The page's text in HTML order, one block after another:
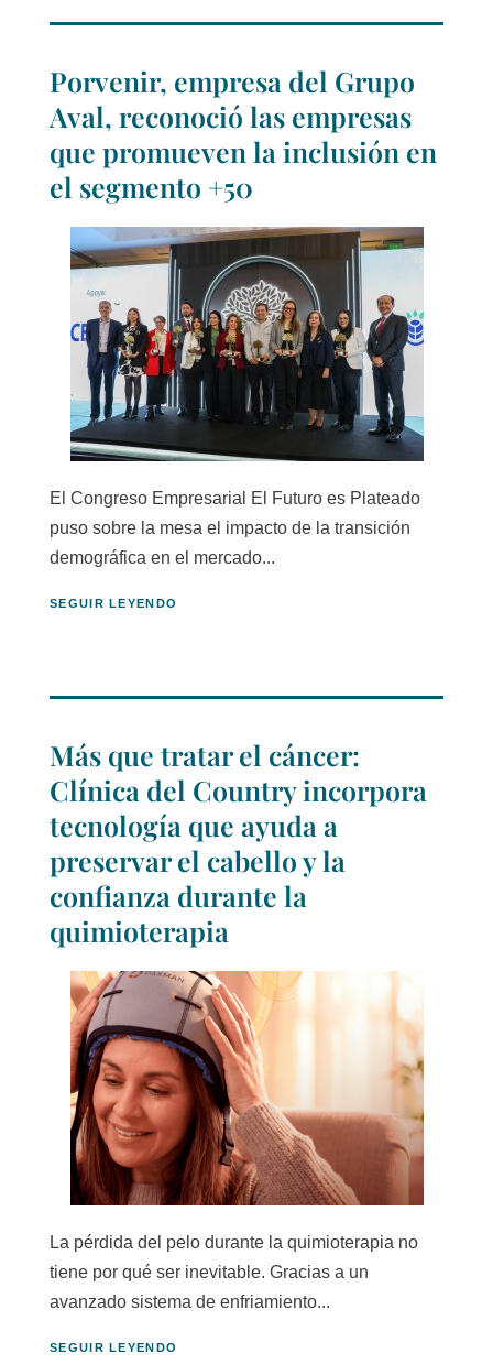
Porvenir, empresa del Grupo
Aval, reconoció las empresas
que promueven la inclusión en
el segmento +50
El Congreso Empresarial El Futuro es Plateado
puso sobre la mesa el impacto de la transición
demográfica en el mercado...
SEGUIR LEYENDO
Más que tratar el cáncer:
Clínica del Country incorpora
tecnología que ayuda a
preservar el cabello y la
confianza durante la
quimioterapia
La pérdida del pelo durante la quimioterapia no
tiene por qué ser inevitable. Gracias a un
avanzado sistema de enfriamiento...
SEGUIR LEYENDO